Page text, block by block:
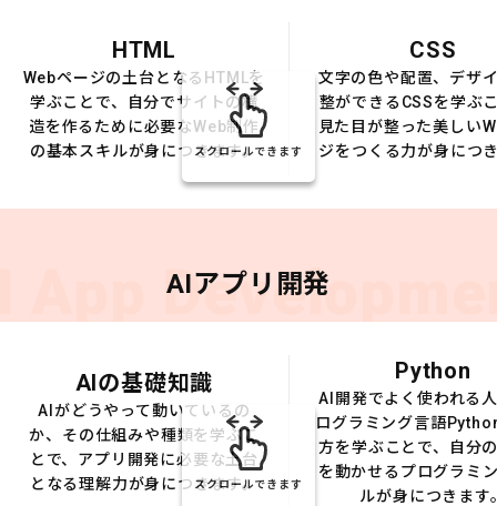
HTML
Webページの土台となるHTMLを
学ぶことで、自分でサイトの構
造を作るために必要なWeb制作
の基本スキルが身につきます。
CSS
文字の色や配置、デザ
整ができるCSSを学ぶ
見た目が整った美しい
ジをつくる力が身につ
スクロールできます
App AIアプリ開発
AIの基礎知識
AIがどうやって動いているの
か、その仕組みや種類を学ぶこ
とで、アプリ開発に必要な土台
となる理解力が身につきます。
Python
AI開発でよく使われる
ログラミング言語
方を学ぶことで、自分
を動かせるプログラミ
ルが身につきます
スクロールできます